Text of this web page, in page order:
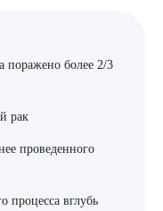
поражено более 2/3
рак
проведенного
процесса вглубь